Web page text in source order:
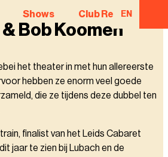
Shows Club Regulars
EN
Bob Koomen
het theater in met hun allereerste
hebben ze enorm veel goede
die ze tijdens deze dubbel ten
finalist van het Leids Cabaret
jaar te zien bij Lubach en de